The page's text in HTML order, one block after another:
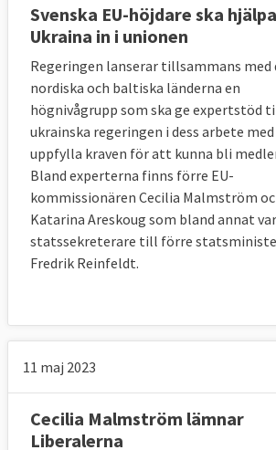
Svenska EU-höjdare ska hjälpa
Ukraina in i unionen
Regeringen lanserar tillsammans med
nordiska och baltiska länderna en
högnivågrupp som ska ge expertstöd
ukrainska regeringen i dess arbete
uppfylla kraven för att kunna bli
Bland experterna finns förre EU-
kommissionären Cecilia Malmström
Katarina Areskoug som bland annat
statssekreterare till förre
Fredrik Reinfeldt.
11 maj 2023
Cecilia Malmström lämnar
Liberalerna